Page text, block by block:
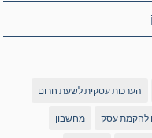
הערכות עסקית לשעת חרום
להקמת עסק מחשבון